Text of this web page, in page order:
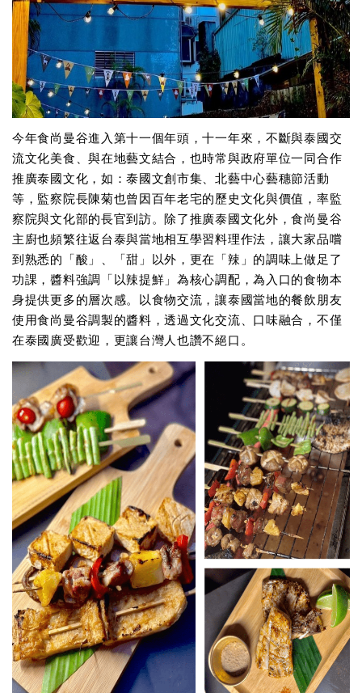
今年食尚曼谷進入第十一個年頭，十一年來，不斷與泰國交
流文化美食、與在地藝文結合，也時常與政府單位一同合作
推廣泰國文化，如：泰國文創市集、北藝中心藝穗節活動
等，監察院長陳菊也曾因百年老宅的歷史文化與價值，率監
察院與文化部的長官到訪。除了推廣泰國文化外，食尚曼谷
主廚也頻繁往返台泰與當地相互學習料理作法，讓大家品嚐
到熟悉的「酸」、「甜」以外，更在「辣」的調味上做足了
功課，醬料強調「以辣提鮮」為核心調配，為入口的食物本
身提供更多的層次感。以食物交流，讓泰國當地的餐飲朋友
使用食尚曼谷調製的醬料，透過文化交流、口味融合，不僅
在泰國廣受歡迎，更讓台灣人也讚不絕口。